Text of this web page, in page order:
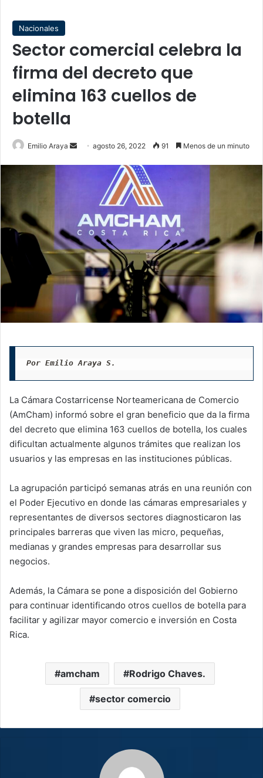
Nacionales
Sector comercial celebra la
firma del decreto que
elimina 163 cuellos de
botella
Emilio Araya
Sendagosto 26, 2022 91 Menos de un minuto
Por Emilio Araya S.
La Cámara Costarricense Norteamericana de Comercio
(AmCham) informó sobre el gran beneficio que da la firma
del decreto que elimina 163 cuellos de botella, los cuales
dificultan actualmente algunos trámites que realizan los
usuarios y las empresas en las instituciones públicas.
La agrupación participó semanas atrás en una reunión con
el Poder Ejecutivo en donde las cámaras empresariales y
representantes de diversos sectores diagnosticaron las
principales barreras que viven las micro, pequeñas,
medianas y grandes empresas para desarrollar sus
negocios.
Además, la Cámara se pone a disposición del Gobierno
para continuar identificando otros cuellos de botella para
facilitar y agilizar mayor comercio e inversión en Costa
Rica.
amcham Rodrigo Chaves.
sector comercio